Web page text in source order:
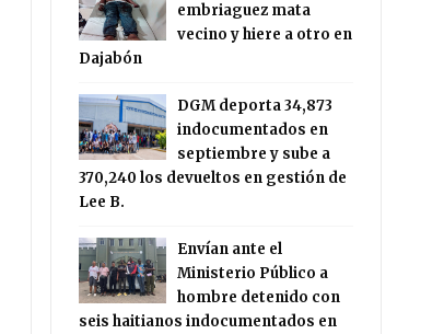
embriaguez mata
vecino y hiere a otro en
Dajabón
DGM deporta 34,873
indocumentados en
septiembre y sube a
370,240 los devueltos en gestión de
Lee B.
Envían ante el
Ministerio Público a
hombre detenido con
seis haitianos indocumentados en